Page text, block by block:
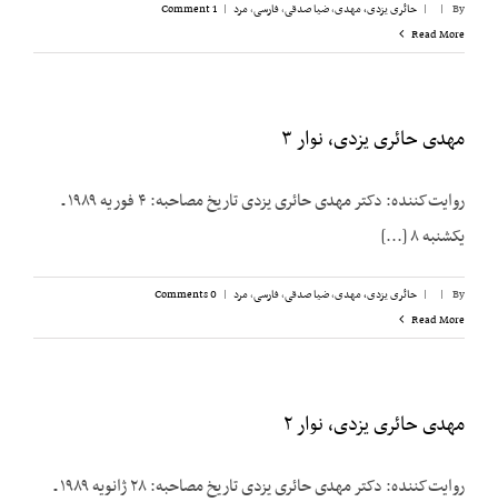
By
|
| حائری یزدی، مهدی,ضیا صدقی,فارسی,مرد |
1 Comment
Read More
مهدی حائری یزدی، نوار ۳
روایت‌کننده: دکتر مهدی حائری یزدی تاریخ مصاحبه: ۴ فوریه ۱۹۸۹ ـ
یکشنبه ۸ [...]
By
|
| حائری یزدی، مهدی,ضیا صدقی,فارسی,مرد |
0 Comments
Read More
مهدی حائری یزدی، نوار ۲
روایت‌کننده: دکتر مهدی حائری یزدی تاریخ مصاحبه: ۲۸ ژانویه ۱۹۸۹ ـ